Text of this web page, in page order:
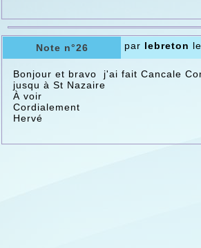
Note n°26 par lebreton
Bonjour et bravo j'ai fait Cancale
jusqu à St Nazaire
À voir
Cordialement
Hervé